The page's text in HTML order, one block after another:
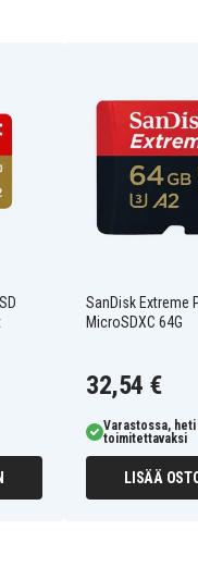
edut – 64 Gt
ja tiedostoille
luokituksen ansiosta
SanDisk Extreme
MicroSDXC 64G
32,54 €
Varastossa, heti
toimitettavaksi
LISÄÄ